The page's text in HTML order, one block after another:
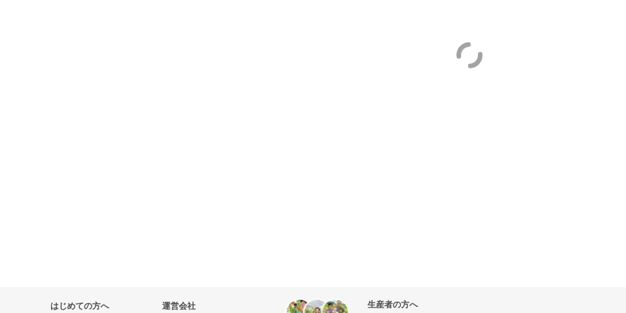
はじめての方へ 運営会社 生産者の方へ